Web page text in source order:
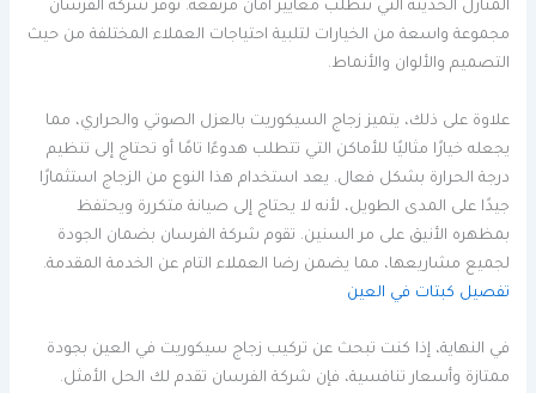
المنازل الحديثة التي تتطلب معايير أمان مرتفعة. توفر شركة الفرسان
مجموعة واسعة من الخيارات لتلبية احتياجات العملاء المختلفة من حيث
التصميم والألوان والأنماط.
علاوة على ذلك، يتميز زجاج السيكوريت بالعزل الصوتي والحراري، مما
يجعله خيارًا مثاليًا للأماكن التي تتطلب هدوءًا تامًا أو تحتاج إلى تنظيم
درجة الحرارة بشكل فعال. يعد استخدام هذا النوع من الزجاج استثمارًا
جيدًا على المدى الطويل، لأنه لا يحتاج إلى صيانة متكررة ويحتفظ
بمظهره الأنيق على مر السنين. تقوم شركة الفرسان بضمان الجودة
لجميع مشاريعها، مما يضمن رضا العملاء التام عن الخدمة المقدمة.
تفصيل كبتات في العين
في النهاية، إذا كنت تبحث عن تركيب زجاج سيكوريت في العين بجودة
ممتازة وأسعار تنافسية، فإن شركة الفرسان تقدم لك الحل الأمثل.